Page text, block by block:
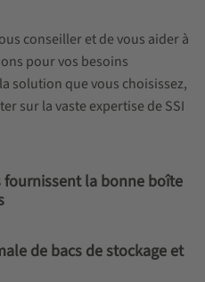
conseiller et de vous aider à
pour vos besoins
solution que vous choisissez,
sur la vaste expertise de SSI
fournissent la bonne boîte
de bacs de stockage et